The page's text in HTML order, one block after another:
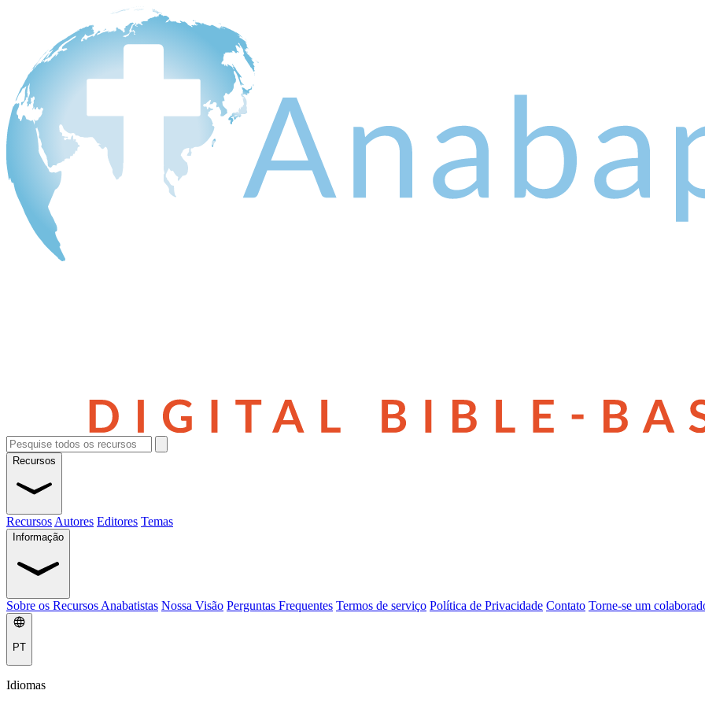
Recursos
Recursos Autores Editores Temas
Informação
Sobre os Recursos Anabatistas Nossa Visão Perguntas Frequentes Termos de serviço Política de Privacidade Contato Torne-se um
PT
Idiomas